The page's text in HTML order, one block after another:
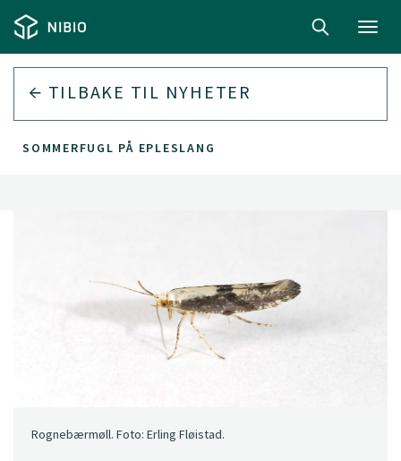
TILBAKE TIL NYHETER
SOMMERFUGL PÅ EPLESLANG
Rognebærmøll. Foto: Erling Fløistad.